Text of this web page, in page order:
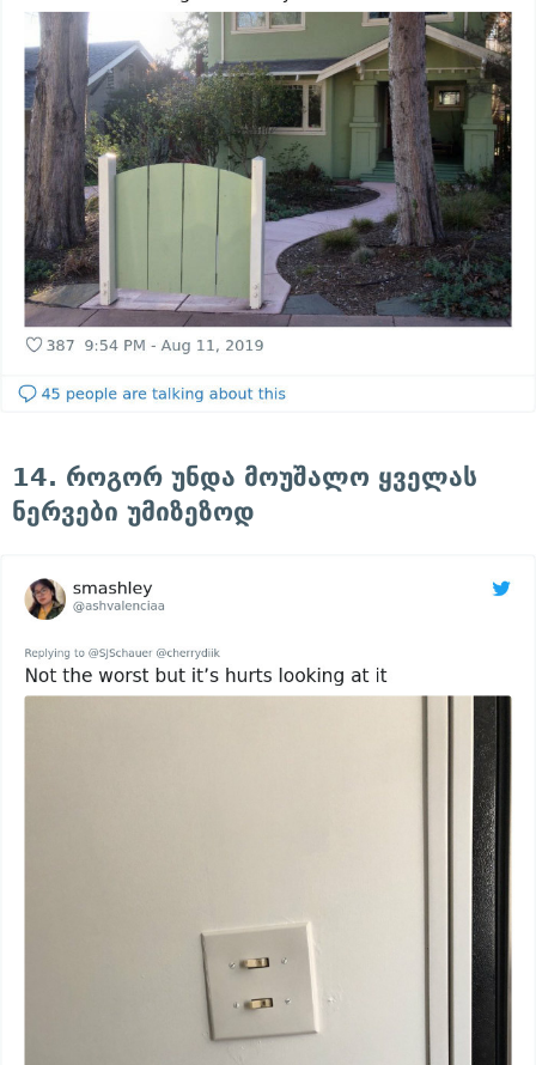
14. როგორ უნდა მოუშალო ყველას
ნერვები უმიზეზოდ